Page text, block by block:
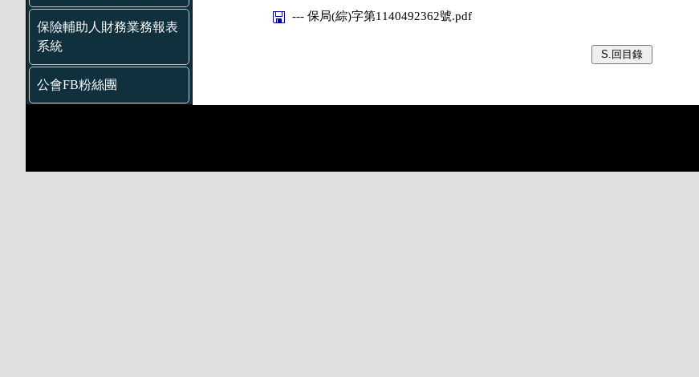
保險輔助人財務業務報表
系統
公會FB粉絲團
--- 保局(綜)字第1140492362號.pdf